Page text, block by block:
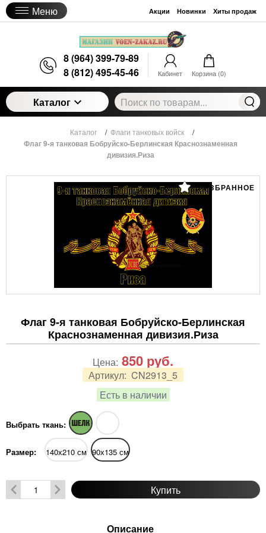
Меню Акции Новинки Хиты продаж
8 (964) 399-79-89
8 (812) 495-45-46
Кабинет Корзина (0)
Каталог
Каталог / Флаги танковых войск /
Флаг 9-я танковая Бобруйско-Берлинская Краснознаменная
дивизия.Риза
В ИЗБРАННОЕ
Флаг 9-я танковая Бобруйско-Берлинская
Краснознаменная дивизия.Риза
Артикул: CN2913_5
Есть в наличии
Цена: 850 руб.
Выбрать ткань:
Размер: 140х210 см 90х135 см
Купить
Описание